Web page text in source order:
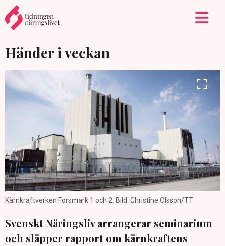
Händer i veckan
Kärnkraftverken Forsmark 1 och 2. Bild: Christine Olsson/TT
Svenskt Näringsliv arrangerar seminarium
och släpper rapport om kärnkraftens